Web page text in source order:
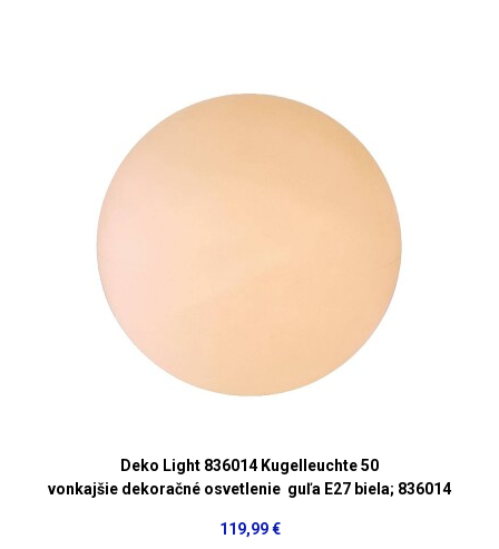
Deko Light 836014 Kugelleuchte 50
vonkajšie dekoračné osvetlenie guľa E27 biela; 836014
119,99 €